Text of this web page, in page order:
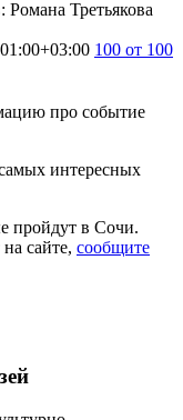
Романа Третьякова
100 от 100
про событие
интересных
пройдут в Сочи.
сайте, сообщите